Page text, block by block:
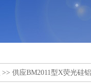
>> 供应BM2011型X荧光硅